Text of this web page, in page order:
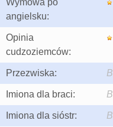
Wymowa po
angielsku:
Opinia
cudzoziemców:
Przezwiska:
Imiona dla braci:
Imiona dla sióstr: